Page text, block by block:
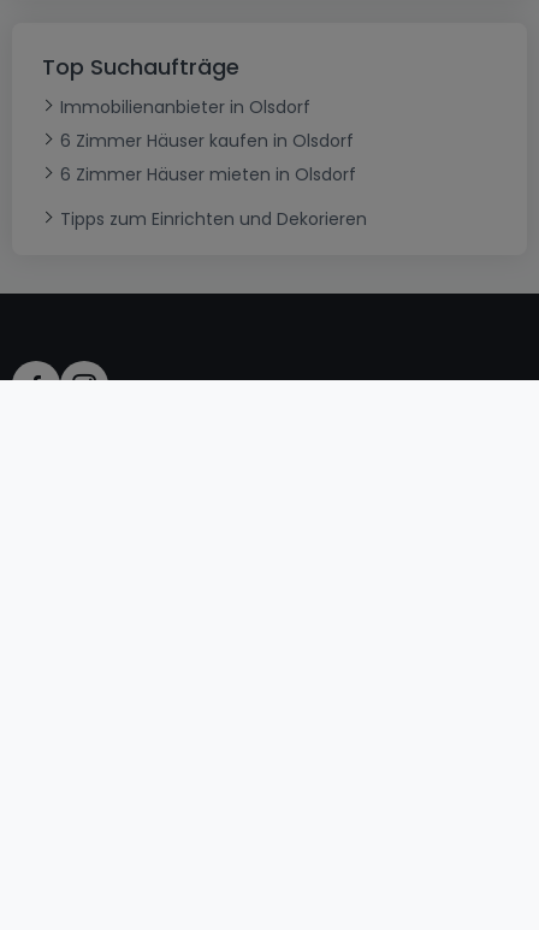
Top Suchaufträge
Immobilienanbieter in Olsdorf
6 Zimmer Häuser kaufen in Olsdorf
6 Zimmer Häuser mieten in Olsdorf
Tipps zum Einrichten und Dekorieren